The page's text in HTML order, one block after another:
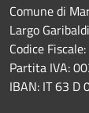
Comune di
Largo
Codice
Partita IVA:
IBAN: IT 63